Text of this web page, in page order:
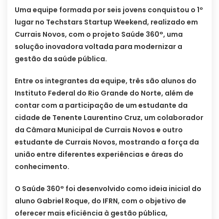
Uma equipe formada por seis jovens conquistou o 1º
lugar no Techstars Startup Weekend, realizado em
Currais Novos, com o projeto Saúde 360°, uma
solução inovadora voltada para modernizar a
gestão da saúde pública.
Entre os integrantes da equipe, três são alunos do
Instituto Federal do Rio Grande do Norte, além de
contar com a participação de um estudante da
cidade de Tenente Laurentino Cruz, um colaborador
da Câmara Municipal de Currais Novos e outro
estudante de Currais Novos, mostrando a força da
união entre diferentes experiências e áreas do
conhecimento.
O Saúde 360° foi desenvolvido como ideia inicial do
aluno Gabriel Roque, do IFRN, com o objetivo de
oferecer mais eficiência à gestão pública,